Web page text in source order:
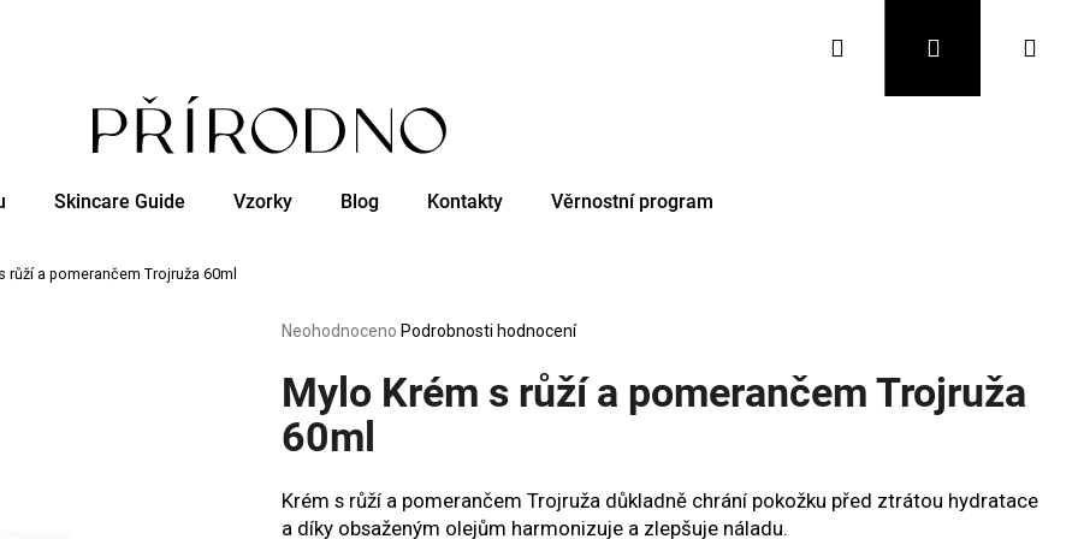
Hledat Přihlášení
Skincare Guide Vzorky Blog Kontakty Věrnostní program
růží a pomerančem Trojruža 60ml
Průměrné
produktu
je
0,0
z
hvězdiček.
Neohodnoceno Podrobnosti hodnocení
Mylo Krém s růží a pomerančem Trojruža
60ml
Krém s růží a pomerančem Trojruža důkladně chrání pokožku před ztrátou hydratace
a díky obsaženým olejům harmonizuje a zlepšuje náladu.
Co potřebujete najít?